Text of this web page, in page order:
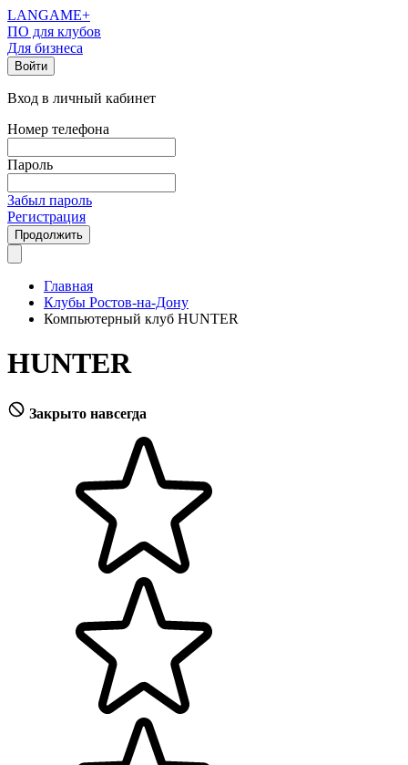
LANGAME+
ПО для клубов
Для бизнеса
Войти
Вход в личный кабинет
Номер телефона
Пароль
Забыл пароль
Регистрация
Продолжить
Главная
Клубы Ростов-на-Дону
Компьютерный клуб HUNTER
HUNTER
Закрыто навсегда